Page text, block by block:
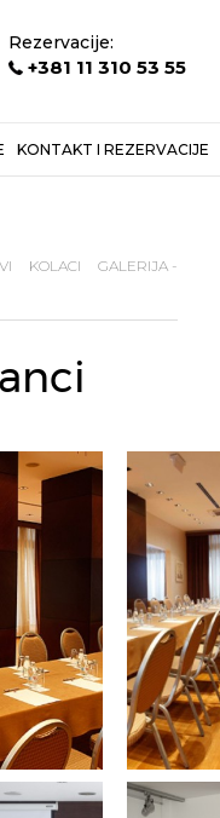
Rezervacije:
+381 11 310 53 55
KONTAKT I REZERVACIJE
KOLACI
GALERIJA -